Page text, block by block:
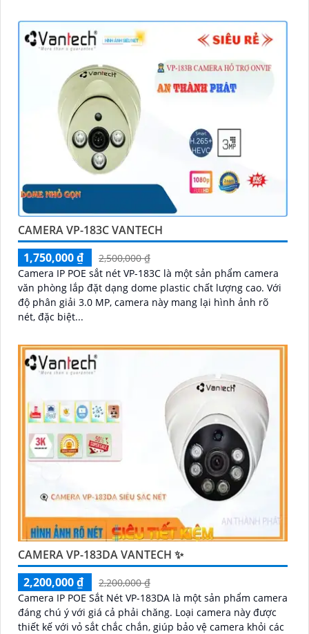
CAMERA VP-183C VANTECH
1,750,000 ₫
2,500,000 ₫
Camera IP POE sắt nét VP-183C là một sản phẩm camera
văn phòng lắp đặt dạng dome plastic chất lượng cao. Với
độ phân giải 3.0 MP, camera này mang lại hình ảnh rõ
nét, đặc biệt...
CAMERA VP-183DA VANTECH ✨
2,200,000 ₫
2,200,000 ₫
Camera IP POE Sắt Nét VP-183DA là một sản phẩm camera
đáng chú ý với giá cả phải chăng. Loại camera này được
thiết kế với vỏ sắt chắc chắn, giúp bảo vệ camera khỏi các